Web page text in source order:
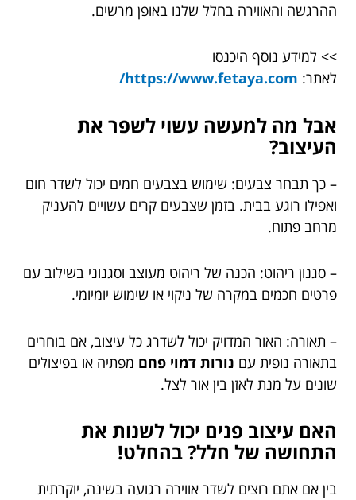
ההרגשה והאווירה בחלל שלנו באופן מרשים.
>> למידע נוסף היכנסו
לאתר: https://www.fetaya.com/
אבל מה למעשה עשוי לשפר את
העיצוב?
– כך תבחר צבעים: שימוש בצבעים חמים יכול לשדר חום
ואפילו רוגע בבית. בזמן שצבעים קרים עשויים להעניק
מרחב פתוח.
– סגנון ריהוט: הכנה של ריהוט מעוצב וסגנוני בשילוב עם
פרטים חכמים במקרה של ניקוי או שימוש יומיומי.
– תאורה: האור המדויק יכול לשדרג כל עיצוב, אם בוחרים
בתאורה נופית עם נורות דמוי פחם מפתיה או בפיצולים
שונים על מנת לאזן בין אור לצל.
האם עיצוב פנים יכול לשנות את
התחושה של חלל? בהחלט!
בין אם אתם רוצים לשדר אווירה רגועה בשינה, יוקרתית